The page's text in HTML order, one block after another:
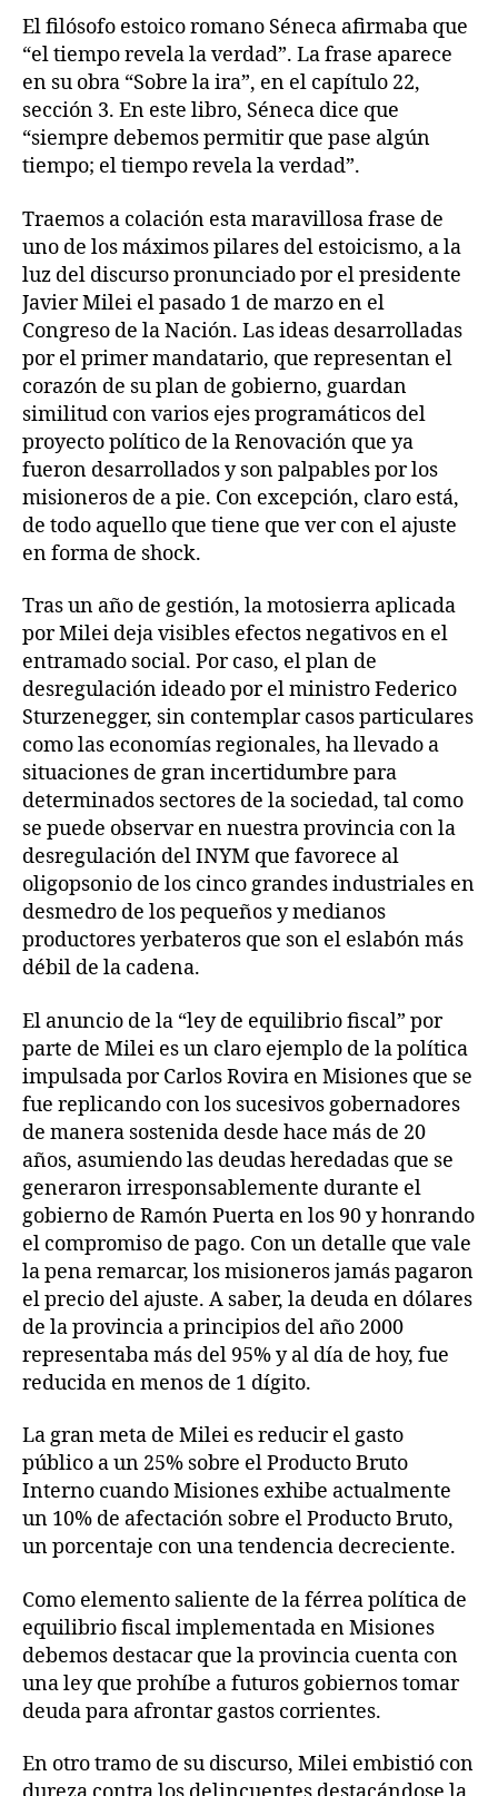
El filósofo estoico romano Séneca afirmaba que
“el tiempo revela la verdad”. La frase aparece
en su obra “Sobre la ira”, en el capítulo 22,
sección 3. En este libro, Séneca dice que
“siempre debemos permitir que pase algún
tiempo; el tiempo revela la verdad”.
Traemos a colación esta maravillosa frase de
uno de los máximos pilares del estoicismo, a la
luz del discurso pronunciado por el presidente
Javier Milei el pasado 1 de marzo en el
Congreso de la Nación. Las ideas desarrolladas
por el primer mandatario, que representan el
corazón de su plan de gobierno, guardan
similitud con varios ejes programáticos del
proyecto político de la Renovación que ya
fueron desarrollados y son palpables por los
misioneros de a pie. Con excepción, claro está,
de todo aquello que tiene que ver con el ajuste
en forma de shock.
Tras un año de gestión, la motosierra aplicada
por Milei deja visibles efectos negativos en el
entramado social. Por caso, el plan de
desregulación ideado por el ministro Federico
Sturzenegger, sin contemplar casos particulares
como las economías regionales, ha llevado a
situaciones de gran incertidumbre para
determinados sectores de la sociedad, tal como
se puede observar en nuestra provincia con la
desregulación del INYM que favorece al
oligopsonio de los cinco grandes industriales en
desmedro de los pequeños y medianos
productores yerbateros que son el eslabón más
débil de la cadena.
El anuncio de la “ley de equilibrio fiscal” por
parte de Milei es un claro ejemplo de la política
impulsada por Carlos Rovira en Misiones que se
fue replicando con los sucesivos gobernadores
de manera sostenida desde hace más de 20
años, asumiendo las deudas heredadas que se
generaron irresponsablemente durante el
gobierno de Ramón Puerta en los 90 y honrando
el compromiso de pago. Con un detalle que vale
la pena remarcar, los misioneros jamás pagaron
el precio del ajuste. A saber, la deuda en dólares
de la provincia a principios del año 2000
representaba más del 95% y al día de hoy, fue
reducida en menos de 1 dígito.
La gran meta de Milei es reducir el gasto
público a un 25% sobre el Producto Bruto
Interno cuando Misiones exhibe actualmente
un 10% de afectación sobre el Producto Bruto,
un porcentaje con una tendencia decreciente.
Como elemento saliente de la férrea política de
equilibrio fiscal implementada en Misiones
debemos destacar que la provincia cuenta con
una ley que prohíbe a futuros gobiernos tomar
deuda para afrontar gastos corrientes.
En otro tramo de su discurso, Milei embistió con